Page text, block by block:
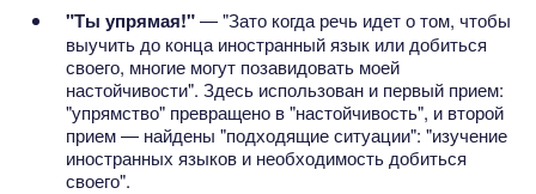
"Ты упрямая!"— "Зато когда речь идет о том, чтобы
выучить до конца иностранный язык или добиться
своего, многие могут позавидовать моей
настойчивости". Здесь использован и первый прием:
"упрямство" превращено в "настойчивость", и второй
прием — найдены "подходящие ситуации": "изучение
иностранных языков и необходимость добиться
своего".